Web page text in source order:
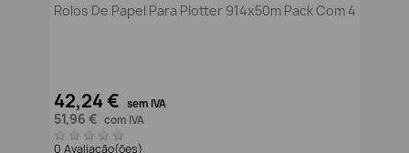
Rolos De Papel Para Plotter 914x50m Pack Com 4
42,24 € sem IVA
51,96 € com IVA
0 Avaliação(ões)